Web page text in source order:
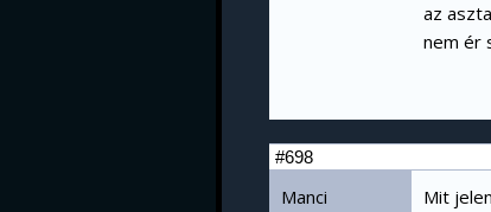
az
nem ér
#698
Manci
Mit